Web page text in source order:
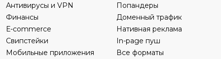
Антивирусы и VPN
Финансы
Е-commerce
Свипстейки
Мобильные приложения
Попандеры
Доменный трафик
Нативная реклама
In-page пуш
Все форматы